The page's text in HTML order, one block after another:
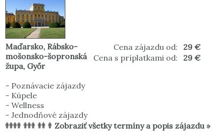
Cena zájazdu od:
29 €
Cena s príplatkami od:
29 €
Maďarsko, Rábsko-
mošonsko-šopronská
župa, Győr
- Poznávacie zájazdy
- Kúpele
- Wellness
- Jednodňové zájazdy
Zobraziť všetky termíny a popis zájazdu »